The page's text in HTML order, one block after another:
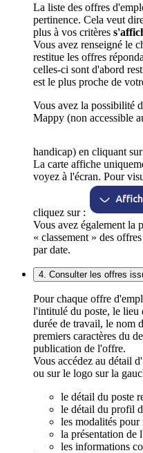
La liste des offres
pertinence. Cela veut
plus à vos critères
Vous avez renseigné le
restitue les offres
celles-ci sont d'abord
est le plus proche de
Vous avez la possibilité
Mappy (non accessible
handicap) en cliquant
La carte affiche
voyez à l'écran. Pour
cliquez sur :
Vous avez également la
« classement » des
par date.
4. Consulter les offres
Pour chaque offre
l'intitulé du poste, le lieu
durée de travail, le nom
premiers caractères du
publication de l'offre.
Vous accédez au détail
ou sur le logo sur la
le détail du poste
le détail du profil
les modalités
la présentation de
les informations